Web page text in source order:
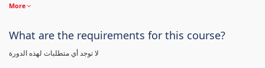
More
What are the requirements for this course?
لا توجد أي متطلبات لهذه الدورة